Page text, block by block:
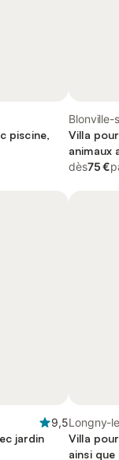
piscine,
Blonville-
Villa
animaux
dès75 €
9,5
jardin
Longny-
Villa
ainsi que